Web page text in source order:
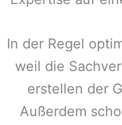
In der Regel
weil die
erstellen der
Außerdem